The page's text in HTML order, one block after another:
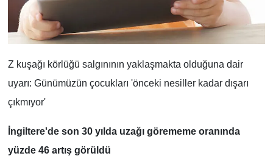
Z kuşağı körlüğü salgınının yaklaşmakta olduğuna dair
uyarı: Günümüzün çocukları 'önceki nesiller kadar dışarı
çıkmıyor'
İngiltere'de son 30 yılda uzağı görememe oranında
yüzde 46 artış görüldü